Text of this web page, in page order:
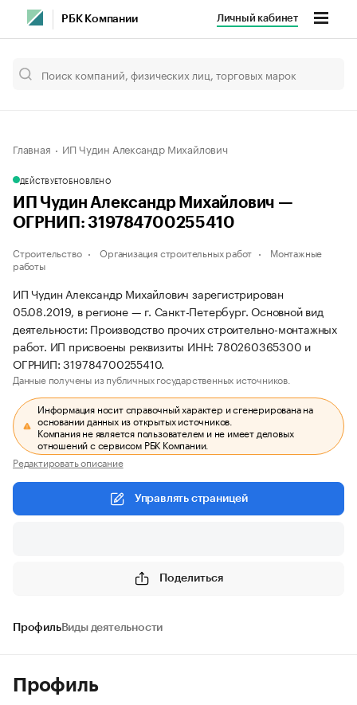
РБК Компании Личный кабинет
Главная ИП Чудин Александр Михайлович
ДЕЙСТВУЕТОБНОВЛЕНО
ИП Чудин Александр Михайлович —
ОГРНИП: 319784700255410
Строительство Организация строительных работ
Монтажные
работы
ИП Чудин Александр Михайлович зарегистрирован
05.08.2019, в регионе — г. Санкт-Петербург. Основной вид
деятельности: Производство прочих строительно-монтажных
работ. ИП присвоены реквизиты ИНН: 780260365300 и
ОГРНИП: 319784700255410.
Данные получены из публичных государственных источников.
Информация носит справочный характер и сгенерирована на
основании данных из открытых источников.
Компания не является пользователем и не имеет деловых
отношений с сервисом РБК Компании.
Редактировать описание
Управлять страницей
Поделиться
ПрофильВиды деятельности
Профиль